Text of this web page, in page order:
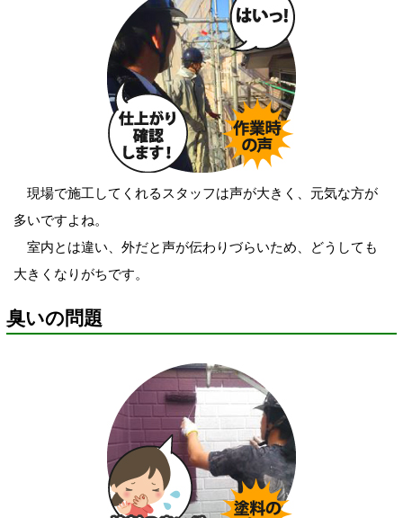
現場で施工してくれるスタッフは声が大きく、元気な方が
多いですよね。
室内とは違い、外だと声が伝わりづらいため、どうしても
大きくなりがちです。
臭いの問題